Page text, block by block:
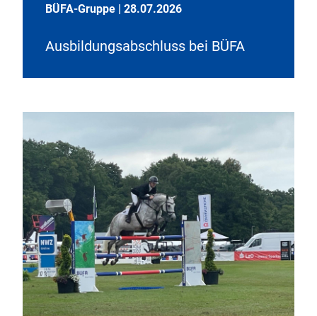
BÜFA-Gruppe | 28.07.2026
Ausbildungsabschluss bei BÜFA